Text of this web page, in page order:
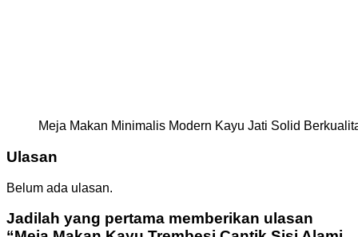
Meja Makan Minimalis Modern Kayu Jati Solid
Ulasan
Belum ada ulasan.
Jadilah yang pertama memberikan ulasan